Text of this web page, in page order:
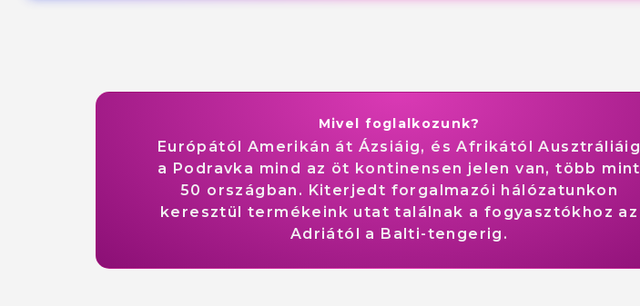
Mivel foglalkozunk?
Európától Amerikán át Ázsiáig, és Afrikától Ausztráliáig
a Podravka mind az öt kontinensen jelen van, több mint
50 országban. Kiterjedt forgalmazói hálózatunkon
keresztül termékeink utat találnak a fogyasztókhoz az
Adriától a Balti-tengerig.